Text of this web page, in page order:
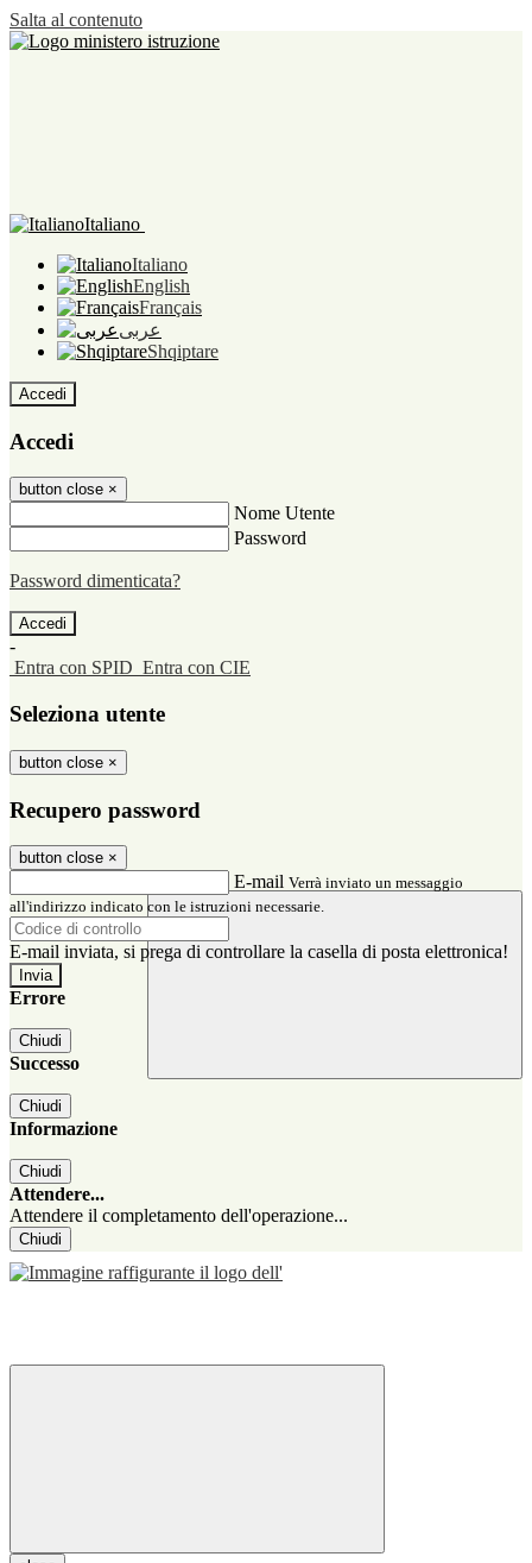
Salta al contenuto
Italiano
Italiano
English
Français
عربى
Shqiptare
Accedi
Accedi
button close ×
Nome Utente
Password
Password dimenticata?
-
Entra con SPID Entra con CIE
Seleziona utente
button close ×
Recupero password
button close ×
E-mail Verrà inviato un messaggio
all'indirizzo indicato con le istruzioni necessarie.
E-mail inviata, si prega di controllare la casella di posta elettronica!
Errore
Chiudi
Successo
Chiudi
Informazione
Chiudi
Attendere...
Attendere il completamento dell'operazione...
Chiudi